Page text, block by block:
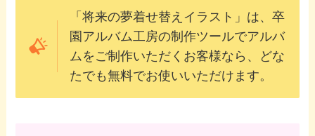
「将来の夢着せ替えイラスト」は、卒
園アルバム工房の制作ツールでアルバ
ムをご制作いただくお客様なら、どな
たでも無料でお使いいただけます。